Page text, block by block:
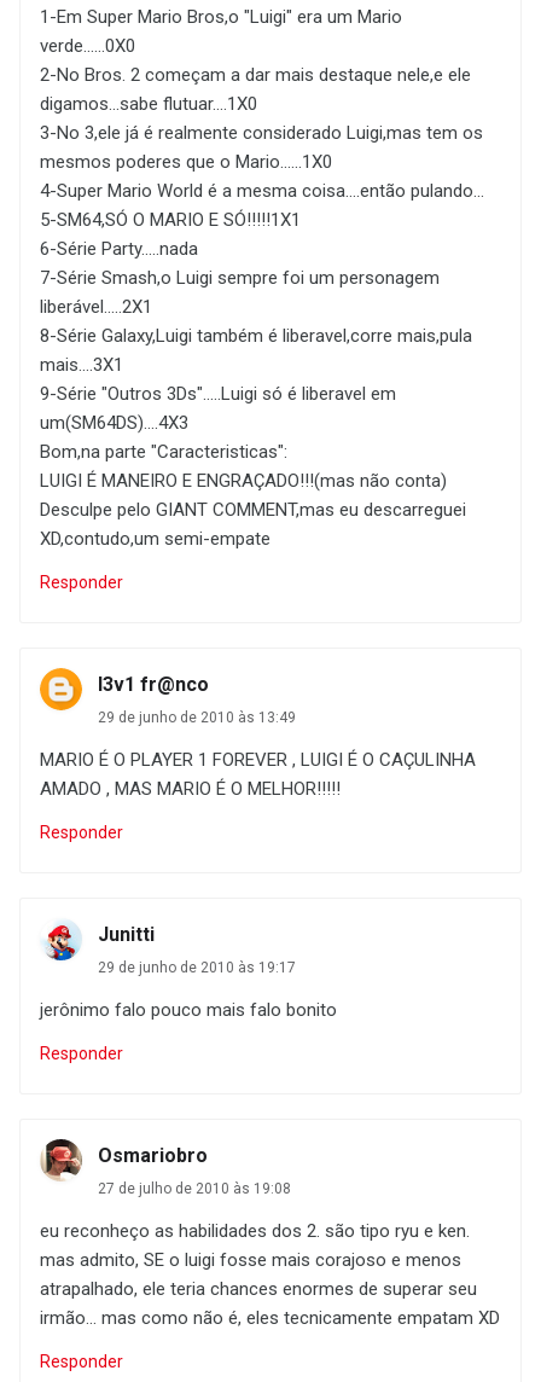
1-Em Super Mario Bros,o "Luigi" era um Mario
verde......0X0
2-No Bros. 2 começam a dar mais destaque nele,e ele
digamos...sabe flutuar....1X0
3-No 3,ele já é realmente considerado Luigi,mas tem os
mesmos poderes que o Mario......1X0
4-Super Mario World é a mesma coisa....então pulando...
5-SM64,SÓ O MARIO E SÓ!!!!!1X1
6-Série Party.....nada
7-Série Smash,o Luigi sempre foi um personagem
liberável.....2X1
8-Série Galaxy,Luigi também é liberavel,corre mais,pula
mais....3X1
9-Série "Outros 3Ds".....Luigi só é liberavel em
um(SM64DS)....4X3
Bom,na parte "Caracteristicas":
LUIGI É MANEIRO E ENGRAÇADO!!!(mas não conta)
Desculpe pelo GIANT COMMENT,mas eu descarreguei
XD,contudo,um semi-empate
Responder
l3v1 fr@nco
29 de junho de 2010 às 13:49
MARIO É O PLAYER 1 FOREVER , LUIGI É O CAÇULINHA
AMADO , MAS MARIO É O MELHOR!!!!!
Responder
Junitti
29 de junho de 2010 às 19:17
jerônimo falo pouco mais falo bonito
Responder
Osmariobro
27 de julho de 2010 às 19:08
eu reconheço as habilidades dos 2. são tipo ryu e ken.
mas admito, SE o luigi fosse mais corajoso e menos
atrapalhado, ele teria chances enormes de superar seu
irmão... mas como não é, eles tecnicamente empatam XD
Responder